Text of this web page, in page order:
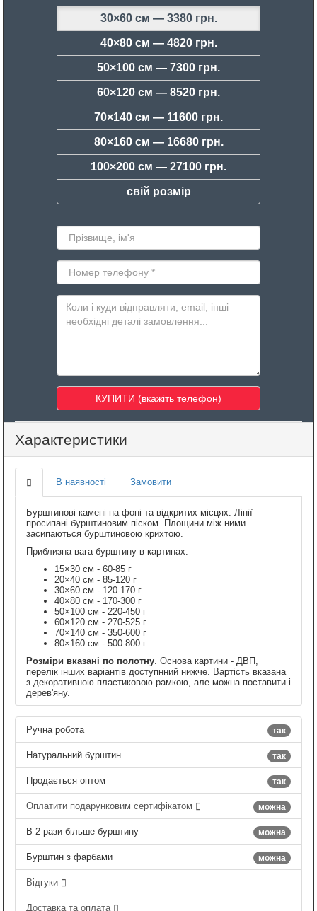
30×60 см — 3380 грн.
40×80 см — 4820 грн.
50×100 см — 7300 грн.
60×120 см — 8520 грн.
70×140 см — 11600 грн.
80×160 см — 16680 грн.
100×200 см — 27100 грн.
свій розмір
Характеристики
В наявності Замовити
Бурштинові камені на фоні та відкритих місцях. Лінії
просипані бурштиновим піском. Площини між ними
засипаються бурштиновою крихтою.
Приблизна вага бурштину в картинах:
15×30 см - 60-85 г
20×40 см - 85-120 г
30×60 см - 120-170 г
40×80 см - 170-300 г
50×100 см - 220-450 г
60×120 см - 270-525 г
70×140 см - 350-600 г
80×160 см - 500-800 г
Розміри вказані по полотну . Основа картини - ДВП,
перелік інших варіантів доступнний нижче. Вартість вказана
з декоративною пластиковою рамкою, але можна поставити і
дерев'яну.
так
Ручна робота
так
Натуральний бурштин
так
Продається оптом
можна
Оплатити подарунковим сертифікатом
можна
В 2 рази більше бурштину
можна
Бурштин з фарбами
Відгуки
Доставка та оплата